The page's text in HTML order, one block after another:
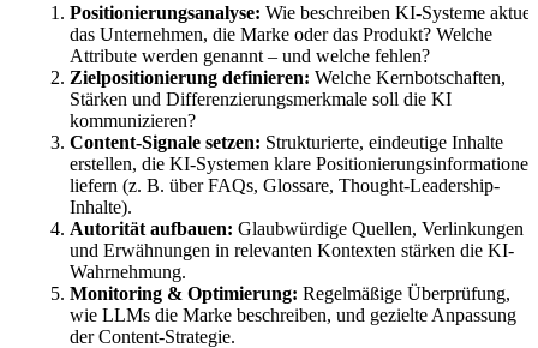
Positionierungsanalyse: Wie beschreiben KI-Systeme
das Unternehmen, die Marke oder das Produkt? Welche
Attribute werden genannt – und welche fehlen?
Zielpositionierung definieren: Welche Kernbotschaften,
Stärken und Differenzierungsmerkmale soll die KI
kommunizieren?
Content-Signale setzen: Strukturierte, eindeutige Inhalte
erstellen, die KI-Systemen klare Positionierungsinformationen
liefern (z. B. über FAQs, Glossare, Thought-Leadership-
Inhalte).
Autorität aufbauen: Glaubwürdige Quellen, Verlinkungen
und Erwähnungen in relevanten Kontexten stärken die KI-
Wahrnehmung.
Monitoring & Optimierung: Regelmäßige Überprüfung,
wie LLMs die Marke beschreiben, und gezielte Anpassung
der Content-Strategie.